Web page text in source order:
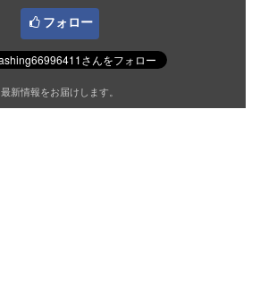
フォロー
最新情報をお届けします。